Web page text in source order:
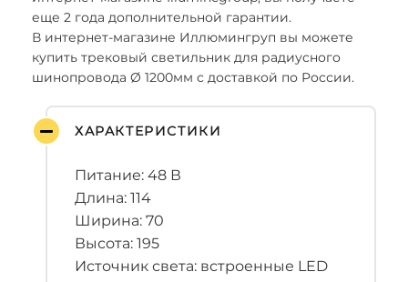
еще 2 года дополнительной гарантии.
В интернет-магазине Иллюмингруп вы можете
купить трековый светильник для радиусного
шинопровода Ø 1200мм с доставкой по России.
ХАРАКТЕРИСТИКИ
Питание: 48 В
Длина: 114
Ширина: 70
Высота: 195
Источник света: встроенные LED